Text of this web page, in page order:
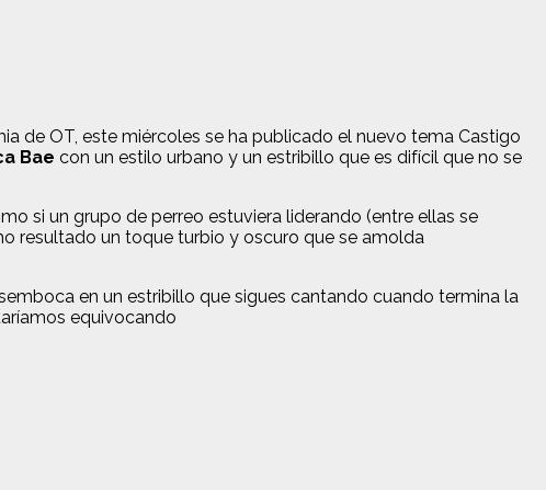
de OT, este miércoles se ha publicado el nuevo tema Castigo
Bae con un estilo urbano y un estribillo que es difícil que no se
si un grupo de perreo estuviera liderando (entre ellas se
resultado un toque turbio y oscuro que se amolda
en un estribillo que sigues cantando cuando termina la
equivocando